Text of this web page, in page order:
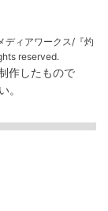
ディアワークス/『灼
reserved.
作したもので
。